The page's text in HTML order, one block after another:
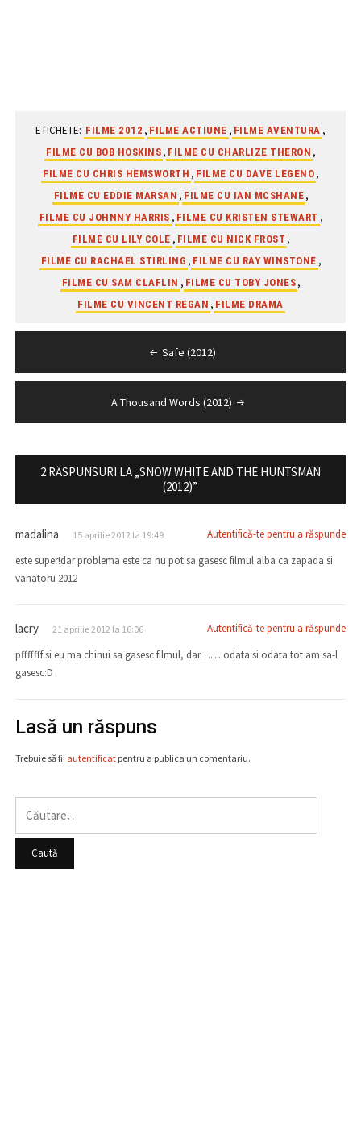
ETICHETE: FILME 2012 , FILME ACTIUNE , FILME AVENTURA ,
FILME CU BOB HOSKINS , FILME CU CHARLIZE THERON ,
FILME CU CHRIS HEMSWORTH , FILME CU DAVE LEGENO ,
FILME CU EDDIE MARSAN , FILME CU IAN MCSHANE ,
FILME CU JOHNNY HARRIS , FILME CU KRISTEN STEWART ,
FILME CU LILY COLE , FILME CU NICK FROST ,
FILME CU RACHAEL STIRLING , FILME CU RAY WINSTONE ,
FILME CU SAM CLAFLIN , FILME CU TOBY JONES ,
FILME CU VINCENT REGAN , FILME DRAMA
în
Safe (2012)
A Thousand Words (2012)
2 RĂSPUNSURI LA „SNOW WHITE AND THE HUNTSMAN
(2012)”
madalina 15 aprilie 2012 la 19:49
Autentifică-te pentru a răspunde
este super!dar problema este ca nu pot sa gasesc filmul alba ca zapada si
vanatoru 2012
lacry 21 aprilie 2012 la 16:06
Autentifică-te pentru a răspunde
pfffffff si eu ma chinui sa gasesc filmul, dar…… odata si odata tot am sa-l
gasesc:D
Lasă un răspuns
Trebuie să fii autentificatpentru a publica un comentariu.